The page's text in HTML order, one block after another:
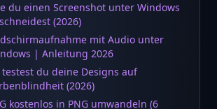
du einen Screenshot unter Windows
(2026)
mit Audio unter
| Anleitung 2026
testest du deine Designs auf
(2026)
kostenlos in PNG umwandeln (6